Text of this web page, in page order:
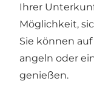
Ihrer
Möglichkeit,
Sie können
angeln oder
genießen.